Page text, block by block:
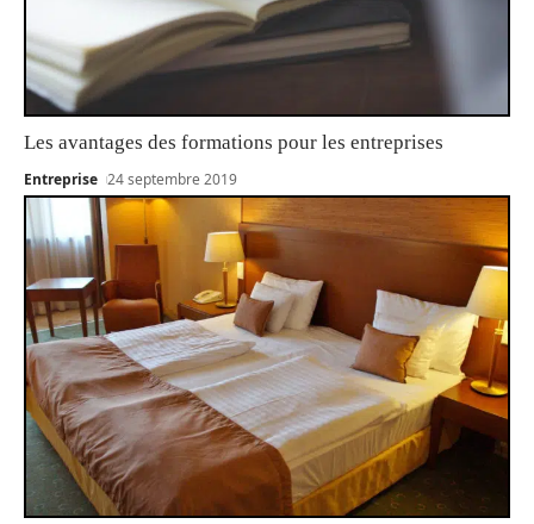
Les avantages des formations pour les entreprises
Entreprise 24 septembre 2019